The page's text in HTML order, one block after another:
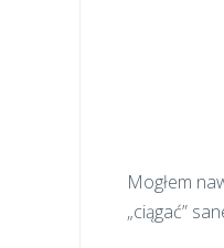
Mogłem
„ciągać”